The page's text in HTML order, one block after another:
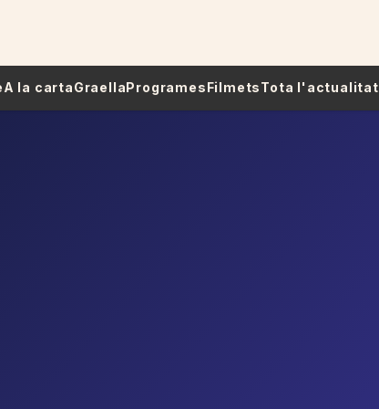
A la cartaGraellaProgramesFilmetsTota l'actualitat